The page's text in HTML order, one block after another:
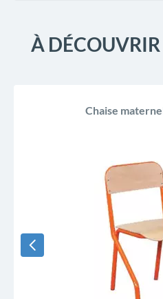
À
Chaise